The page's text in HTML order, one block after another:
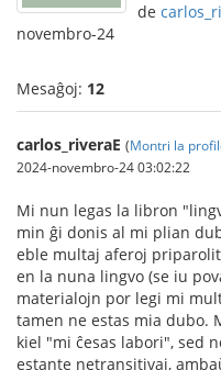
de
novembro-24
Mesaĝoj: 12
carlos_riveraE (Montri la
2024-novembro-24 03:02:22
Mi nun legas la libron
min ĝi donis al mi plian
eble multaj aferoj
en la nuna lingvo (se iu
materialojn por legi mi
tamen ne estas mia dubo.
kiel "mi ĉesas labori", sed
estante netransitivaj,